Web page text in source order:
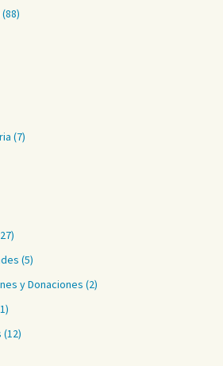
(88)
(7)
(5)
y Donaciones (2)
(12)